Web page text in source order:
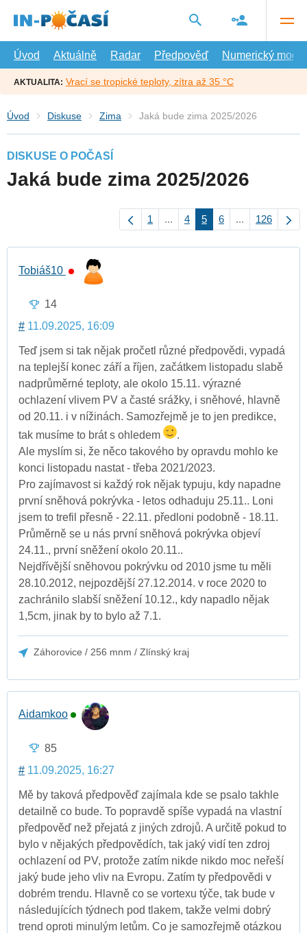
hlavní
Úvod
Aktuálně Radar Předpověď Numerický model
AKTUALITA: Vrací se tropické teploty, zítra až 35 °C
Úvod Diskuse Zima Jaká bude zima 2025/2026
DISKUSE O POČASÍ
Jaká bude zima 2025/2026
1 ... 4 5 6 ... 126
Tobiáš10
14
# 11.09.2025, 16:09
Teď jsem si tak nějak pročetl různé předpovědi, vypadá
na teplejší konec září a říjen, začátkem listopadu slabě
nadprůměrné teploty, ale okolo 15.11. výrazné
ochlazení vlivem PV a časté srážky, i sněhové, hlavně
od 20.11. i v nížinách. Samozřejmě je to jen predikce,
tak musíme to brát s ohledem
.
Ale myslím si, že něco takového by opravdu mohlo ke
konci listopadu nastat - třeba 2021/2023.
Pro zajímavost si každý rok nějak typuju, kdy napadne
první sněhová pokrývka - letos odhaduju 25.11.. Loni
jsem to trefil přesně - 22.11. předloni podobně - 18.11.
Průměrně se u nás první sněhová pokrývka objeví
24.11., první sněžení okolo 20.11..
Nejdřívější sněhovou pokrývku od 2010 jsme tu měli
28.10.2012, nejpozdější 27.12.2014. v roce 2020 to
zachránilo slabší sněžení 10.12., kdy napadlo nějak
1,5cm, jinak by to bylo až 7.1.
Záhorovice / 256 mnm / Zlínský kraj
Aidamkoo
85
# 11.09.2025, 16:27
Mě by taková předpověď zajímala kde se psalo takhle
detailně co bude. To popravdě spíše vypadá na vlastní
předpověď než přejatá z jiných zdrojů. A určitě pokud to
bylo v nějakých předpovědích, tak jaký vidí ten zdroj
ochlazení od PV, protože zatím nikde nikdo moc neřeší
jaký bude jeho vliv na Evropu. Zatím ty předpovědi v
dobrém trendu. Hlavně co se vortexu týče, tak bude v
následujících týdnech pod tlakem, takže velmi dobrý
trend oproti minulým letům. Co je samozřejmě otázkou